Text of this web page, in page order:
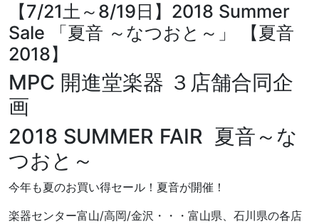
【7/21土～8/19日】2018 Summer
Sale 「夏音 ～なつおと～」 【夏音
2018】
MPC 開進堂楽器 ３店舗合同企
画
2018 SUMMER FAIR 夏音～な
つおと～
今年も夏のお買い得セール！夏音が開催！
楽器センター富山/高岡/金沢・・・富山県、石川県の各店